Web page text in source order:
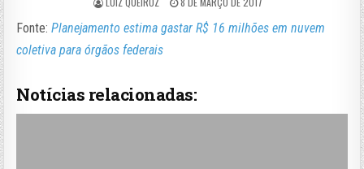
Fonte:Planejamento estima gastar R$ 16 milhões em nuvem
coletiva para órgãos federais
Notícias relacionadas: